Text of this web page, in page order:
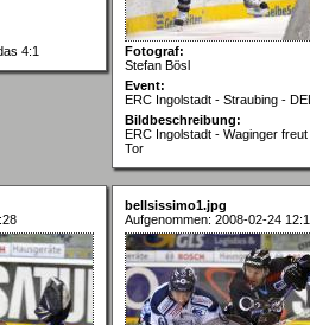
4:1
Fotograf:
Stefan Bösl
Event:
ERC Ingolstadt - Straubing -
Bildbeschreibung:
ERC Ingolstadt - Waginger
Tor
bellsissimo1.jpg
Aufgenommen: 2008-02-24